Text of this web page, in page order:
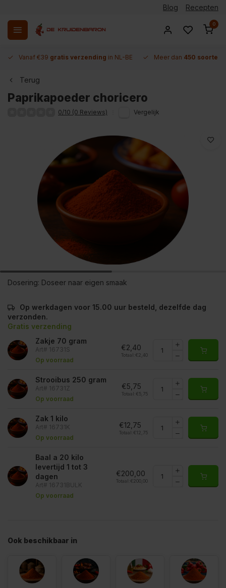
Blog Recepten
0
Vanaf €39 gratis verzending in NL-BE Meer dan 450 soorten
Terug
Paprikapoeder choricero
0/10 (0 Reviews) Vergelijk
Dosering: Doseer naar eigen smaak
Op werkdagen voor 15.00 uur besteld, dezelfde dag
verzonden.
Gratis verzending
Zakje 70 gram
Art# 16731S
Op voorraad
€2,40
Totaal: €2,40
Strooibus 250 gram
Art# 16731Z
Op voorraad
€5,75
Totaal: €5,75
Zak 1 kilo
Art# 16731K
Op voorraad
€12,75
Totaal: €12,75
Baal a 20 kilo
levertijd 1 tot 3
dagen
Art# 16731BULK
Op voorraad
€200,00
Totaal: €200,00
Ook beschikbaar in